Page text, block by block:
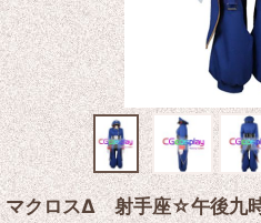
マクロスΔ 射手座☆午後九